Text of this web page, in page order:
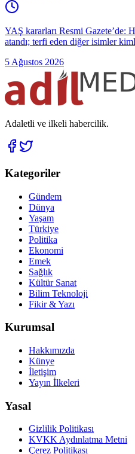
YAŞ kararları Resmi Gazete’de:
atandı; terfi eden diğer isimler
5 Ağustos 2026
Adaletli ve ilkeli habercilik.
Kategoriler
Gündem
Dünya
Yaşam
Türkiye
Politika
Ekonomi
Emek
Sağlık
Kültür Sanat
Bilim Teknoloji
Fikir & Yazı
Kurumsal
Hakkımızda
Künye
İletişim
Yayın İlkeleri
Yasal
Gizlilik Politikası
KVKK Aydınlatma Metni
Çerez Politikası